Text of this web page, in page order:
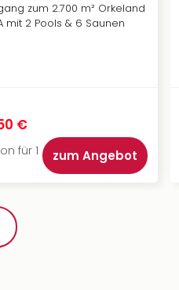
zum 2.700 m² Orkeland
mit 2 Pools & 6 Saunen
€
für 1
zum Angebot